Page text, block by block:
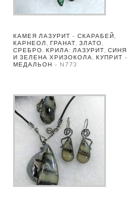
КАМЕЯ ЛАЗУРИТ – СКАРАБЕЙ,
КАРНЕОЛ, ГРАНАТ, ЗЛАТО,
СРЕБРО. КРИЛА: ЛАЗУРИТ, СИНЯ
И ЗЕЛЕНА ХРИЗОКОЛА, КУПРИТ –
МЕДАЛЬОН – N773